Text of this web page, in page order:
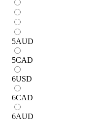
5AUD
5CAD
6USD
6CAD
6AUD